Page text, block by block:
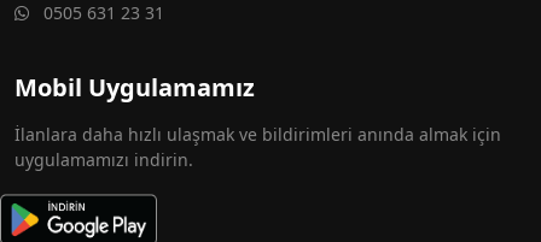
0505 631 23 31
Mobil Uygulamamız
İlanlara daha hızlı ulaşmak ve bildirimleri anında almak için
uygulamamızı indirin.